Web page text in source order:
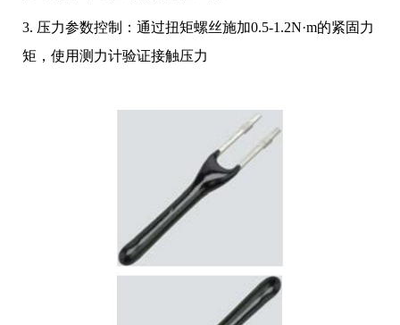
3. 压力参数控制：通过扭矩螺丝施加0.5-1.2N·m的紧固力
矩，使用测力计验证接触压力